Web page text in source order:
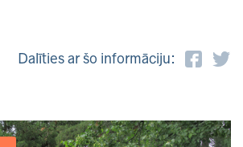
Dalīties ar šo informāciju: